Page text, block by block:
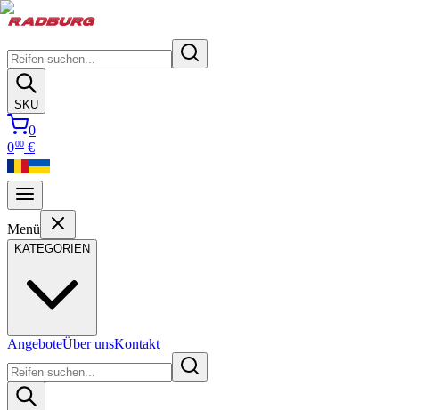
SKU
0
000 €
Menü
KATEGORIEN
AngeboteÜber unsKontakt